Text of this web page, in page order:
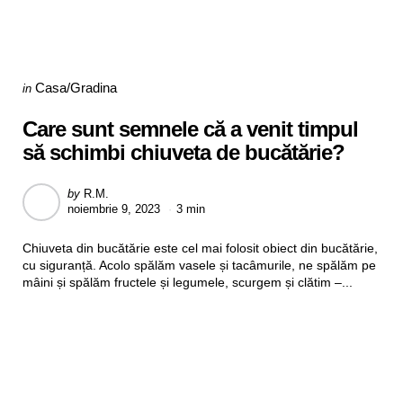
Categories
Posted
in Casa/Gradina
Care sunt semnele că a venit timpul
să schimbi chiuveta de bucătărie?
Posted
by
by R.M.
noiembrie 9, 2023
3 min
Chiuveta din bucătărie este cel mai folosit obiect din bucătărie,
cu siguranță. Acolo spălăm vasele și tacâmurile, ne spălăm pe
mâini și spălăm fructele și legumele, scurgem și clătim –...